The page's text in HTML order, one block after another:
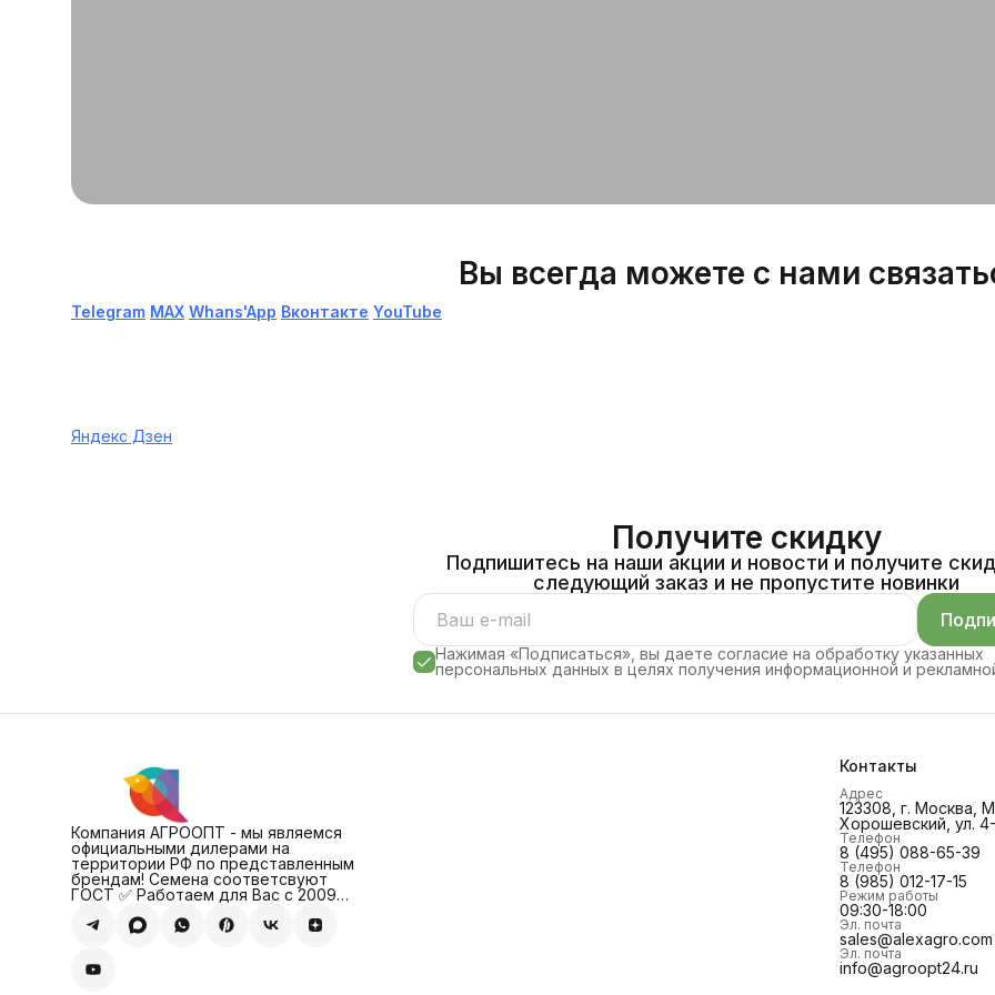
Вы всегда можете с нами
Telegram МАХ Whans'App Вконтакте YouTube
Яндекс Дзен
Получите скидку
Подпишитесь на наши акции и новости и получите
следующий заказ и не пропустите новинки
Нажимая «Подписаться», вы даете согласие на обработку указанных
персональных данных в целях получения информационной и
Компания АГРООПТ - мы являемся
официальными дилерами на
территории РФ по представленным
брендам! Семена соответсвуют
ГОСТ ✅ Работаем для Вас с 2009
Контакты
Адрес
123308, г. Москва,
Хорошевский, ул.
Телефон
8 (495) 088-65-39
Телефон
8 (985) 012-17-15
Режим работы
09:30-18:00
Эл. почта
sales@alexagro.com
Эл. почта
info@agroopt24.ru